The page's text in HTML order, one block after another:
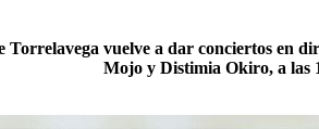
vuelve a dar conciertos en
Mojo y Distimia Okiro, a las